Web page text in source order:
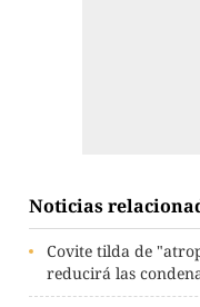
Noticias
Covite tilda de
reducirá las